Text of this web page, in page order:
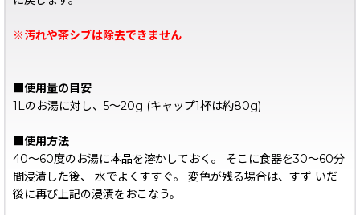
※汚れや茶シブは除去できません
■使用量の目安
1Lのお湯に対し、5〜20g (キャップ1杯は約80g)
■使用方法
40〜60度のお湯に本品を溶かしておく。 そこに食器を30〜60分
間浸漬した後、 水でよくすすぐ。 変色が残る場合は、すず いだ
後に再び上記の浸漬をおこなう。